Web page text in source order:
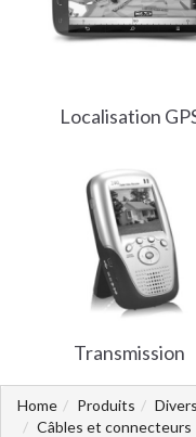
Localisation
Transmission
Home Produits
Câbles et connecteurs